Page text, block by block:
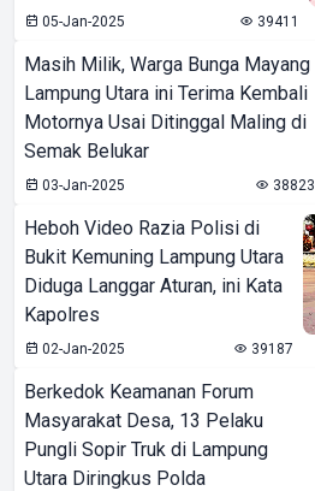
05-Jan-2025 39411
Masih Milik, Warga Bunga Mayang
Lampung Utara ini Terima Kembali
Motornya Usai Ditinggal Maling di
Semak Belukar
03-Jan-2025 38823
Heboh Video Razia Polisi di
Bukit Kemuning Lampung Utara
Diduga Langgar Aturan, ini Kata
Kapolres
02-Jan-2025 39187
Berkedok Keamanan Forum
Masyarakat Desa, 13 Pelaku
Pungli Sopir Truk di Lampung
Utara Diringkus Polda